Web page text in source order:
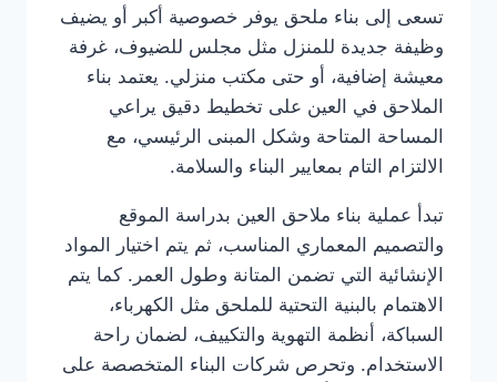
تسعى إلى بناء ملحق يوفر خصوصية أكبر أو يضيف
وظيفة جديدة للمنزل مثل مجلس للضيوف، غرفة
معيشة إضافية، أو حتى مكتب منزلي. يعتمد بناء
الملاحق في العين على تخطيط دقيق يراعي
المساحة المتاحة وشكل المبنى الرئيسي، مع
الالتزام التام بمعايير البناء والسلامة.
تبدأ عملية بناء ملاحق العين بدراسة الموقع
والتصميم المعماري المناسب، ثم يتم اختيار المواد
الإنشائية التي تضمن المتانة وطول العمر. كما يتم
الاهتمام بالبنية التحتية للملحق مثل الكهرباء،
السباكة، أنظمة التهوية والتكييف، لضمان راحة
الاستخدام. وتحرص شركات البناء المتخصصة على